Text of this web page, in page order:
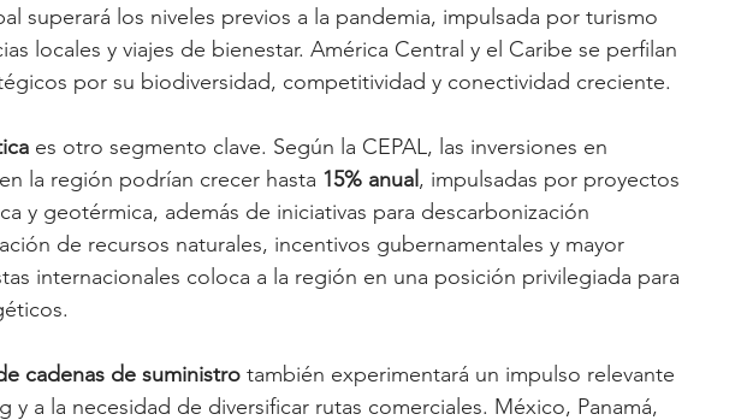
superará los niveles previos a la pandemia, impulsada por turismo
locales y viajes de bienestar. América Central y el Caribe se perfilan
por su biodiversidad, competitividad y conectividad creciente.
es otro segmento clave. Según la CEPAL, las inversiones en
la región podrían crecer hasta 15% anual , impulsadas por proyectos
y geotérmica, además de iniciativas para descarbonización
de recursos naturales, incentivos gubernamentales y mayor
internacionales coloca a la región en una posición privilegiada para
cadenas de suministro también experimentará un impulso relevante
y a la necesidad de diversificar rutas comerciales. México, Panamá,